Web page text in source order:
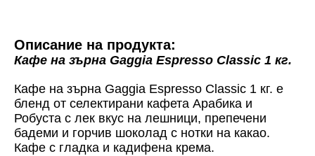
Описание на продукта:
Кафе на зърна Gaggia Espresso Classic 1 кг.
Кафе на зърна Gaggia Espresso Classic 1 кг. е
бленд от селектирани кафета Арабика и
Робуста с лек вкус на лешници, препечени
бадеми и горчив шоколад с нотки на какао.
Кафе с гладка и кадифена крема.